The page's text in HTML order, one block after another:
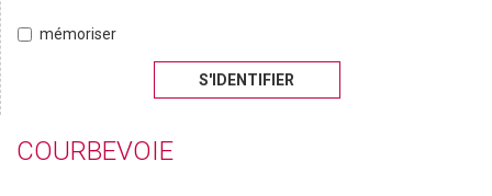
mémoriser
S'IDENTIFIER
COURBEVOIE